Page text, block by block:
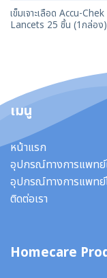
เข็มเจาะเลือด Accu-
Lancets 25 ชิ้น (1กล่อง)
เมนู
หน้าแรก
อุปกรณ์ทางการแพทย์
อุปกรณ์ทางการแพทย์
ติดต่อเรา
Homecare